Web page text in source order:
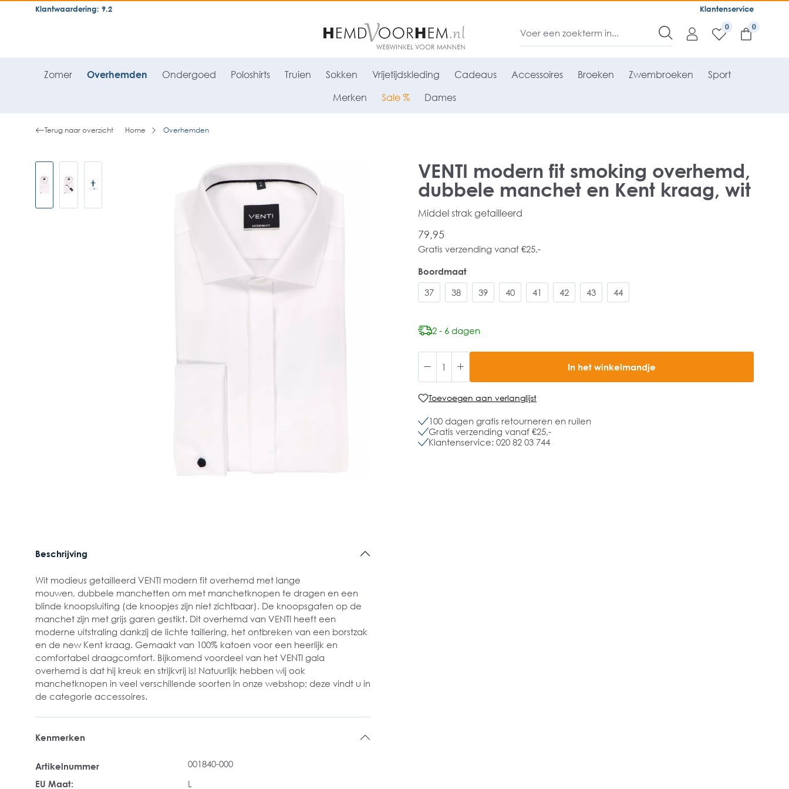
general.skipToNavigation Klantenservice
Klantwaardering: 9.2
0
Zomer Overhemden Ondergoed Poloshirts Truien Sokken Vrijetijdskleding Cadeaus Accessoires Broeken Zwembroeken Sport
Merken Sale % Dames
Terug naar overzicht Home Overhemden
VENTI modern fit smoking overhemd,
dubbele manchet en Kent kraag, wit
Middel strak getailleerd
79,95
Gratis verzending vanaf €25,-
Boordmaat
37
38 39 40 41 42 43 44
2 - 6 dagen
In het winkelmandje
Toevoegen aan verlanglijst
100 dagen gratis retourneren en ruilen
Gratis verzending vanaf €25,-
Klantenservice: 020 82 03 744
Beschrijving
Wit modieus getailleerd VENTI modern fit overhemd met lange
mouwen, dubbele manchetten om met manchetknopen te dragen en een
blinde knoopsluiting (de knoopjes zijn niet zichtbaar). De knoopsgaten op de
manchet zijn met grijs garen gestikt. Dit overhemd van VENTI heeft een
moderne uitstraling dankzij de lichte taillering, het ontbreken van een borstzak
en de new Kent kraag. Gemaakt van 100% katoen voor een heerlijk en
comfortabel draagcomfort. Bijkomend voordeel van het VENTI gala
overhemd is dat hij kreuk en strijkvrij is! Natuurlijk hebben wij ook
manchetknopen in veel verschillende soorten in onze webshop; deze vindt u in
de categorie accessoires.
Kenmerken
Artikelnummer
001840-000
EU Maat:
L